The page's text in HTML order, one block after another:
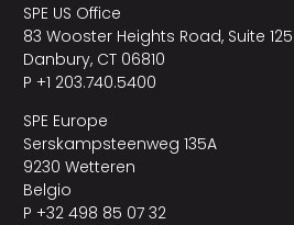
SPE US Office
83 Wooster Heights Road, Suite 125
Danbury, CT 06810
P +1 203.740.5400
SPE Europe
Serskampsteenweg 135A
9230 Wetteren
Belgio
P +32 498 85 07 32